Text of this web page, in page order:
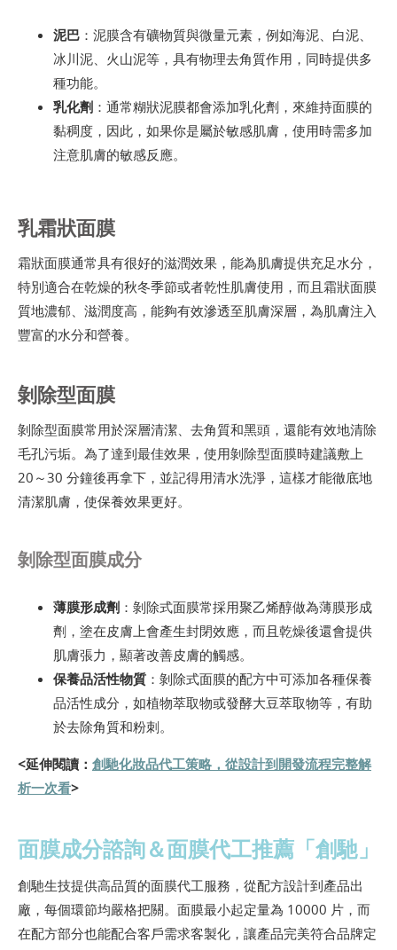
泥巴 ：泥膜含有礦物質與微量元素，例如海泥、白泥、
冰川泥、火山泥等，具有物理去角質作用，同時提供多
種功能。
乳化劑 ：通常糊狀泥膜都會添加乳化劑，來維持面膜的
黏稠度，因此，如果你是屬於敏感肌膚，使用時需多加
注意肌膚的敏感反應。
乳霜狀面膜
霜狀面膜通常具有很好的滋潤效果，能為肌膚提供充足水分，
特別適合在乾燥的秋冬季節或者乾性肌膚使用，而且霜狀面膜
質地濃郁、滋潤度高，能夠有效滲透至肌膚深層，為肌膚注入
豐富的水分和營養。
剝除型面膜
剝除型面膜常用於深層清潔、去角質和黑頭，還能有效地清除
毛孔污垢。為了達到最佳效果，使用剝除型面膜時建議敷上
20～30 分鐘後再拿下，並記得用清水洗淨，這樣才能徹底地
清潔肌膚，使保養效果更好。
剝除型面膜成分
薄膜形成劑 ：剝除式面膜常採用聚乙烯醇做為薄膜形成
劑，塗在皮膚上會產生封閉效應，而且乾燥後還會提供
肌膚張力，顯著改善皮膚的觸感。
保養品活性物質 ：剝除式面膜的配方中可添加各種保養
品活性成分，如植物萃取物或發酵大豆萃取物等，有助
於去除角質和粉刺。
<延伸閱讀： 創馳化妝品代工策略，從設計到開發流程完整解
析一次看>
面膜成分諮詢＆面膜代工推薦「創馳」
創馳生技提供高品質的面膜代工服務，從配方設計到產品出
廠，每個環節均嚴格把關。面膜最小起定量為 10000 片，而
在配方部分也能配合客戶需求客製化，讓產品完美符合品牌定